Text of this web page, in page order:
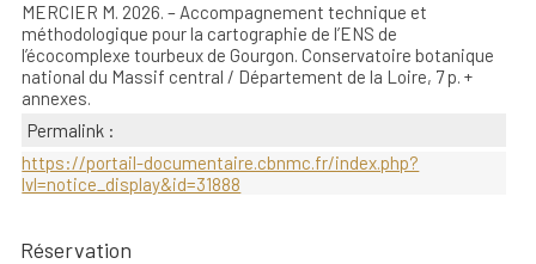
MERCIER M. 2026. – Accompagnement technique et
méthodologique pour la cartographie de l’ENS de
l’écocomplexe tourbeux de Gourgon. Conservatoire botanique
national du Massif central / Département de la Loire, 7 p. +
annexes.
Permalink :
https://portail-documentaire.cbnmc.fr/index.php?
lvl=notice_display&id=31888
Réservation